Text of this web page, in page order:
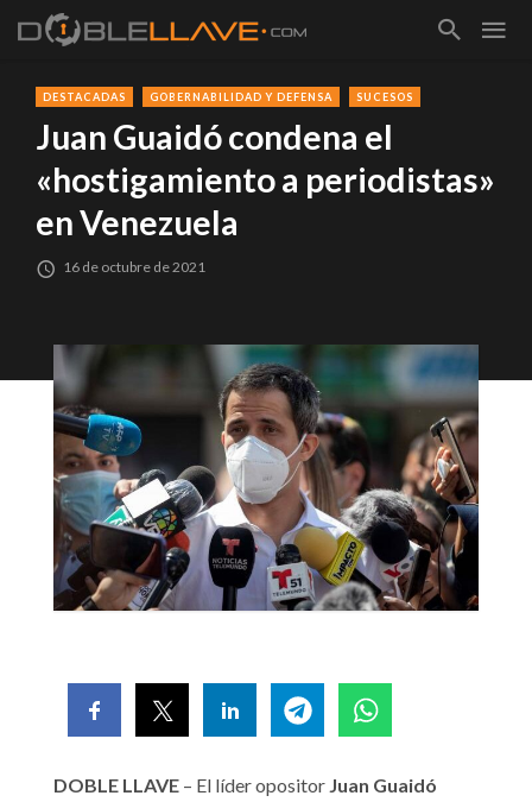
DESTACADAS GOBERNABILIDAD Y DEFENSA SUCESOS
Juan Guaidó condena el
«hostigamiento a periodistas»
en Venezuela
16 de octubre de 2021
DOBLE LLAVE – El líder opositor Juan Guaidó